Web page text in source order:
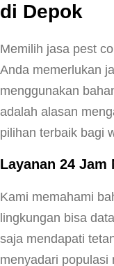
di Depok
Memilih jasa pest
Anda memerlukan
menggunakan
adalah alasan
pilihan terbaik bagi
Layanan 24 Jam
Kami memahami
lingkungan bisa
saja mendapati
menyadari populasi